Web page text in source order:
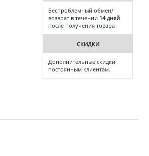
Беспроблемный обмен/
возврат в течении 14 дней
после получения товара
СКИДКИ
Дополнительные скидки
постоянным клиентам.